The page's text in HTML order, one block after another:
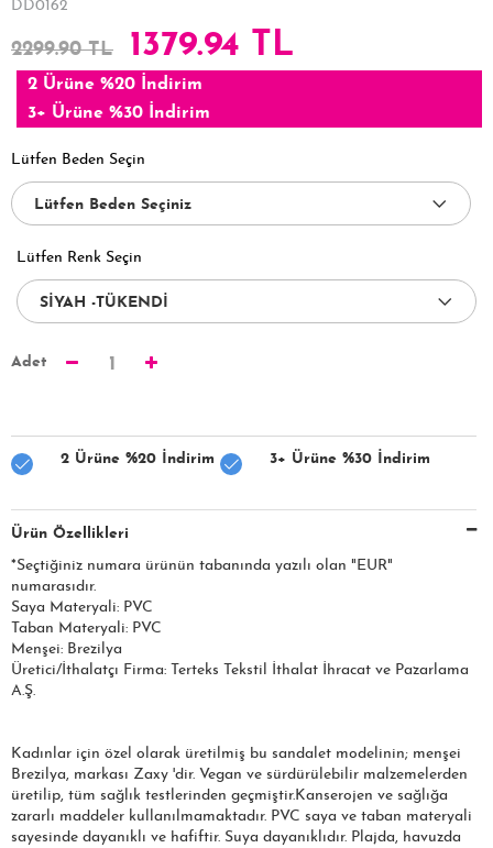
DD0162
2299.90 TL 1379.94 TL
2 Ürüne %20 İndirim
3+ Ürüne %30 İndirim
Lütfen Beden Seçin
Lütfen Renk Seçin
Adet 1
2 Ürüne %20 İndirim 3+ Ürüne %30 İndirim
Ürün Özellikleri
*Seçtiğiniz numara ürünün tabanında yazılı olan "EUR"
numarasıdır.
Saya Materyali: PVC
Taban Materyali: PVC
Menşei: Brezilya
Üretici/İthalatçı Firma: Terteks Tekstil İthalat İhracat ve Pazarlama
A.Ş.
Kadınlar için özel olarak üretilmiş bu sandalet modelinin; menşei
Brezilya, markası Zaxy 'dir. Vegan ve sürdürülebilir malzemelerden
üretilip, tüm sağlık testlerinden geçmiştir.Kanserojen ve sağlığa
zararlı maddeler kullanılmamaktadır. PVC saya ve taban materyali
sayesinde dayanıklı ve hafiftir. Suya dayanıklıdır. Plajda, havuzda